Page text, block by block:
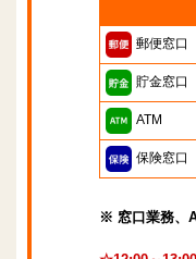
郵便窓口
貯金窓口
ATM
保険窓口
※ 窓口業務、